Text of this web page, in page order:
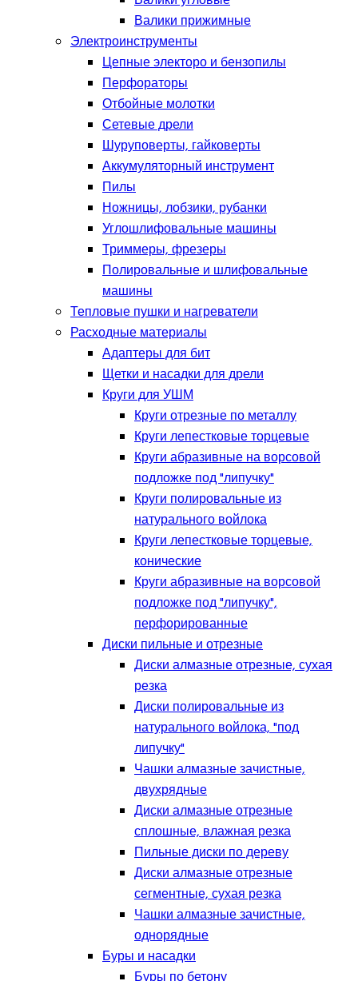
Валики прижимные
Электроинструменты
Цепные электоро и бензопилы
Перфораторы
Отбойные молотки
Сетевые дрели
Шуруповерты, гайковерты
Аккумуляторный инструмент
Пилы
Ножницы, лобзики, рубанки
Углошлифовальные машины
Триммеры, фрезеры
Полировальные и шлифовальные
машины
Тепловые пушки и нагреватели
Расходные материалы
Адаптеры для бит
Щетки и насадки для дрели
Круги для УШМ
Круги отрезные по металлу
Круги лепестковые торцевые
Круги абразивные на ворсовой
подложке под "липучку"
Круги полировальные из
натурального войлока
Круги лепестковые торцевые,
конические
Круги абразивные на ворсовой
подложке под "липучку",
перфорированные
Диски пильные и отрезные
Диски алмазные отрезные, сухая
резка
Диски полировальные из
натурального войлока, "под
липучку"
Чашки алмазные зачистные,
двухрядные
Диски алмазные отрезные
сплошные, влажная резка
Пильные диски по дереву
Диски алмазные отрезные
сегментные, сухая резка
Чашки алмазные зачистные,
однорядные
Буры и насадки